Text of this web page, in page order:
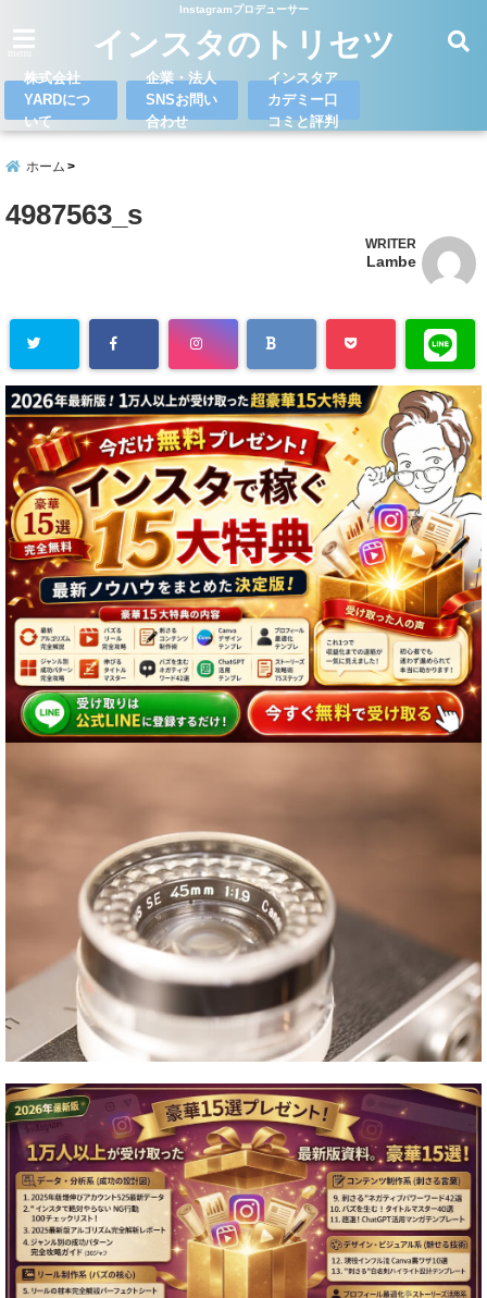
Instagramプロデューサー
インスタのトリセツ
株式会社
YARDにつ
いて
企業・法人
SNSお問い
合わせ
インスタア
カデミー口
コミと評判
ホーム
4987563_s
WRITER
Lambe